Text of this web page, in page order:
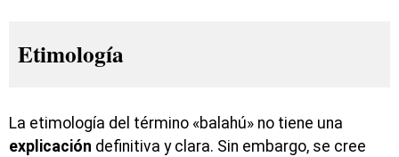
Etimología
La etimología del término «balahú» no tiene una
explicación definitiva y clara. Sin embargo, se cree